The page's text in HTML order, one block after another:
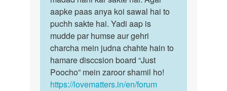
ek
ladki
chshai
by
Sex
hum
isme
aapki…
aapke paas anya koi sawal hai to
puchh sakte hai. Yadi aap is
mudde par humse aur gehri
charcha mein judna chahte hain to
hamare disccsion board “Just
Poocho” mein zaroor shamil ho!
https://lovematters.in/en/forum